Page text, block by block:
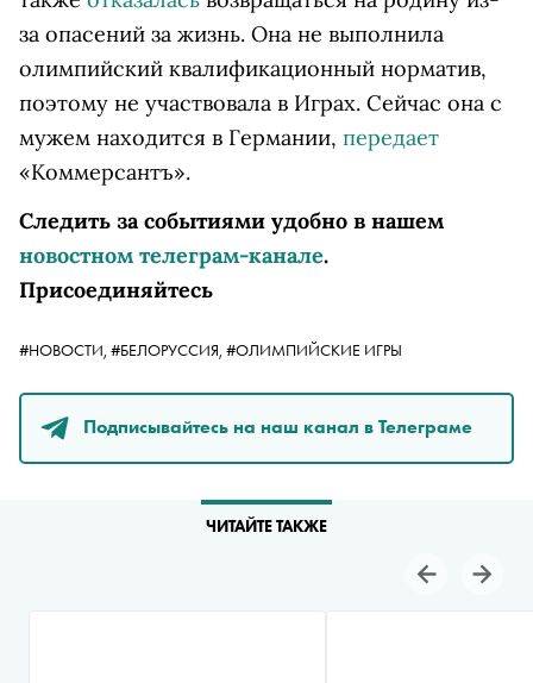
за опасений за жизнь. Она не выполнила
олимпийский квалификационный норматив,
поэтому не участвовала в Играх. Сейчас она с
мужем находится в Германии, передает
«Коммерсантъ».
Следить за событиями удобно в нашем
новостном телеграм-канале.
Присоединяйтесь
#НОВОСТИ, #БЕЛОРУССИЯ, #ОЛИМПИЙСКИЕ ИГРЫ
Подписывайтесь на наш канал в Телеграме
ЧИТАЙТЕ ТАКЖЕ